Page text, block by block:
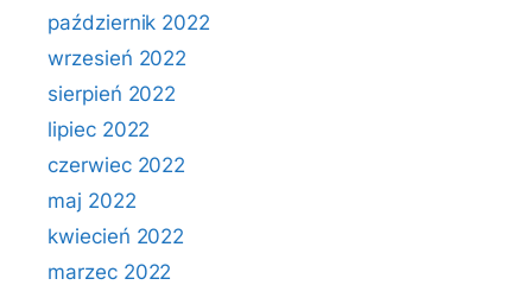
październik 2022
wrzesień 2022
sierpień 2022
lipiec 2022
czerwiec 2022
maj 2022
kwiecień 2022
marzec 2022